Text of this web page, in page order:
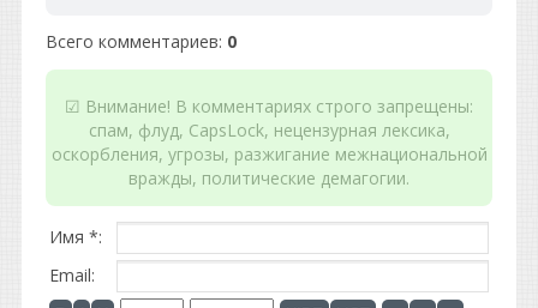
Всего комментариев: 0
☑ Внимание! В комментариях строго запрещены:
спам, флуд, CapsLock, нецензурная лексика,
оскорбления, угрозы, разжигание межнациональной
вражды, политические демагогии.
Имя *:
Email: